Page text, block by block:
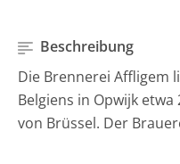
Beschreibung
Die Brennerei Affligem
Belgiens in Opwijk
von Brüssel. Der